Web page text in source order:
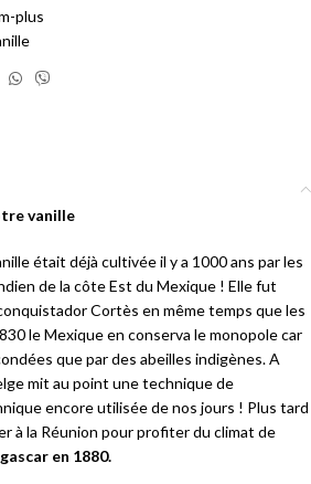
plus
vanille
était déjà cultivée il y a 1000 ans par les
de la côte Est du Mexique ! Elle fut
Cortès en même temps que les
le Mexique en conserva le monopole car
que par des abeilles indigènes. A
mit au point une technique de
encore utilisée de nos jours ! Plus tard
à la Réunion pour profiter du climat de
en 1880.